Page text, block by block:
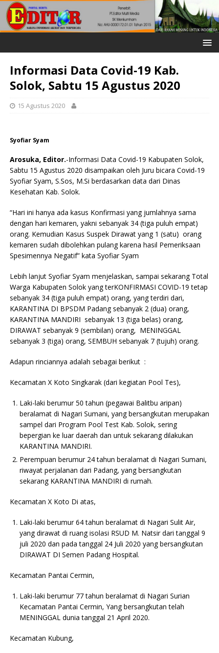
Informasi Data Covid-19 Kab.
Solok, Sabtu 15 Agustus 2020
15 Agustus 2020
Syofiar Syam
Arosuka, Editor.-Informasi Data Covid-19 Kabupaten Solok,
Sabtu 15 Agustus 2020 disampaikan oleh Juru bicara Covid-19
Syofiar Syam, S.Sos, M.Si berdasarkan data dari Dinas
Kesehatan Kab. Solok.
“Hari ini hanya ada kasus Konfirmasi yang jumlahnya sama
dengan hari kemaren, yakni sebanyak 34 (tiga puluh empat)
orang. Kemudian Kasus Suspek Dirawat yang 1 (satu) orang
kemaren sudah dibolehkan pulang karena hasil Pemeriksaan
Spesimennya Negatif” kata Syofiar Syam
Lebih lanjut Syofiar Syam menjelaskan, sampai sekarang Total
Warga Kabupaten Solok yang terKONFIRMASI COVID-19 tetap
sebanyak 34 (tiga puluh empat) orang, yang terdiri dari,
KARANTINA DI BPSDM Padang sebanyak 2 (dua) orang,
KARANTINA MANDIRI sebanyak 13 (tiga belas) orang,
DIRAWAT sebanyak 9 (sembilan) orang, MENINGGAL
sebanyak 3 (tiga) orang, SEMBUH sebanyak 7 (tujuh) orang.
Adapun rinciannya adalah sebagai berikut :
Kecamatan X Koto Singkarak (dari kegiatan Pool Tes),
Laki-laki berumur 50 tahun (pegawai Balitbu aripan)
beralamat di Nagari Sumani, yang bersangkutan merupakan
sampel dari Program Pool Test Kab. Solok, sering
bepergian ke luar daerah dan untuk sekarang dilakukan
KARANTINA MANDIRI.
Perempuan berumur 24 tahun beralamat di Nagari Sumani,
riwayat perjalanan dari Padang, yang bersangkutan
sekarang KARANTINA MANDIRI di rumah.
Kecamatan X Koto Di atas,
Laki-laki berumur 64 tahun beralamat di Nagari Sulit Air,
yang dirawat di ruang isolasi RSUD M. Natsir dari tanggal 9
juli 2020 dan pada tanggal 24 Juli 2020 yang bersangkutan
DIRAWAT DI Semen Padang Hospital.
Kecamatan Pantai Cermin,
Laki-laki berumur 77 tahun beralamat di Nagari Surian
Kecamatan Pantai Cermin, Yang bersangkutan telah
MENINGGAL dunia tanggal 21 April 2020.
Kecamatan Kubung,